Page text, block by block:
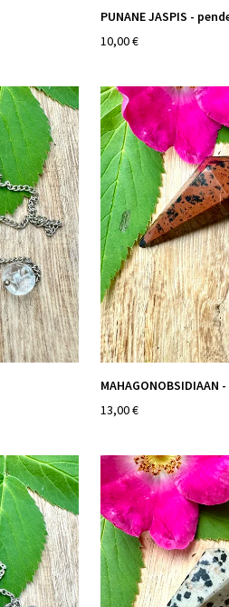
PUNANE JASPIS -
10,00 €
MAHAGONOBSIDIAAN
13,00 €